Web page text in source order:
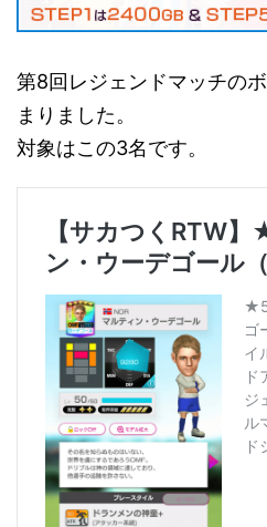
第8回レジェンドマッチの
まりました。
対象はこの3名です。